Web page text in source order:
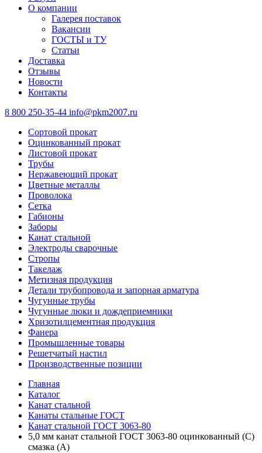
О компании
Галерея поставок
Вакансии
ГОСТЫ и ТУ
Статьи
Доставка
Отзывы
Новости
Контакты
8 800 250-35-44 info@pkm2007.ru
Сортовой прокат
Оцинкованный прокат
Листовой прокат
Трубы
Нержавеющий прокат
Цветные металлы
Проволока
Сетка
Габионы
Заборы
Канат стальной
Электроды сварочные
Стропы
Такелаж
Метизная продукция
Детали трубопровода и запорная арматура
Чугунные трубы
Чугунные люки и дождеприемники
Хризотилцементная продукция
Фанера
Промышленные товары
Решетчатый настил
Производственные позиции
Главная
Каталог
Канат стальной
Канаты стальные ГОСТ
Канат стальной ГОСТ 3063-80
5,0 мм канат стальной ГОСТ 3063-80 оцинкованный (С)
смазка (А)